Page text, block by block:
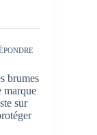
brumes
marque
sur